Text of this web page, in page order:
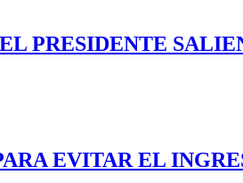
PRESIDENTE
EVITAR EL